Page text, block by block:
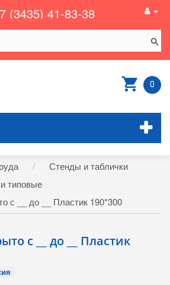
(3435) 41-83-38
0
Стенды и таблички
типовые
с __ до __ Пластик 190*300
с __ до __ Пластик